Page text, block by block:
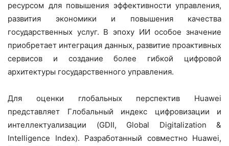
ресурсом для повышения эффективности управления,
развития экономики и повышения качества
государственных услуг. В эпоху ИИ особое значение
приобретает интеграция данных, развитие проактивных
сервисов и создание более гибкой цифровой
архитектуры государственного управления.
Для оценки глобальных перспектив Huawei
представляет Глобальный индекс цифровизации и
интеллектуализации (GDII, Global Digitalization &
Intelligence Index). Разработанный совместно Huawei,